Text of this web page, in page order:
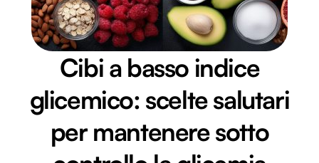
Cibi a basso indice
glicemico: scelte salutari
per mantenere sotto